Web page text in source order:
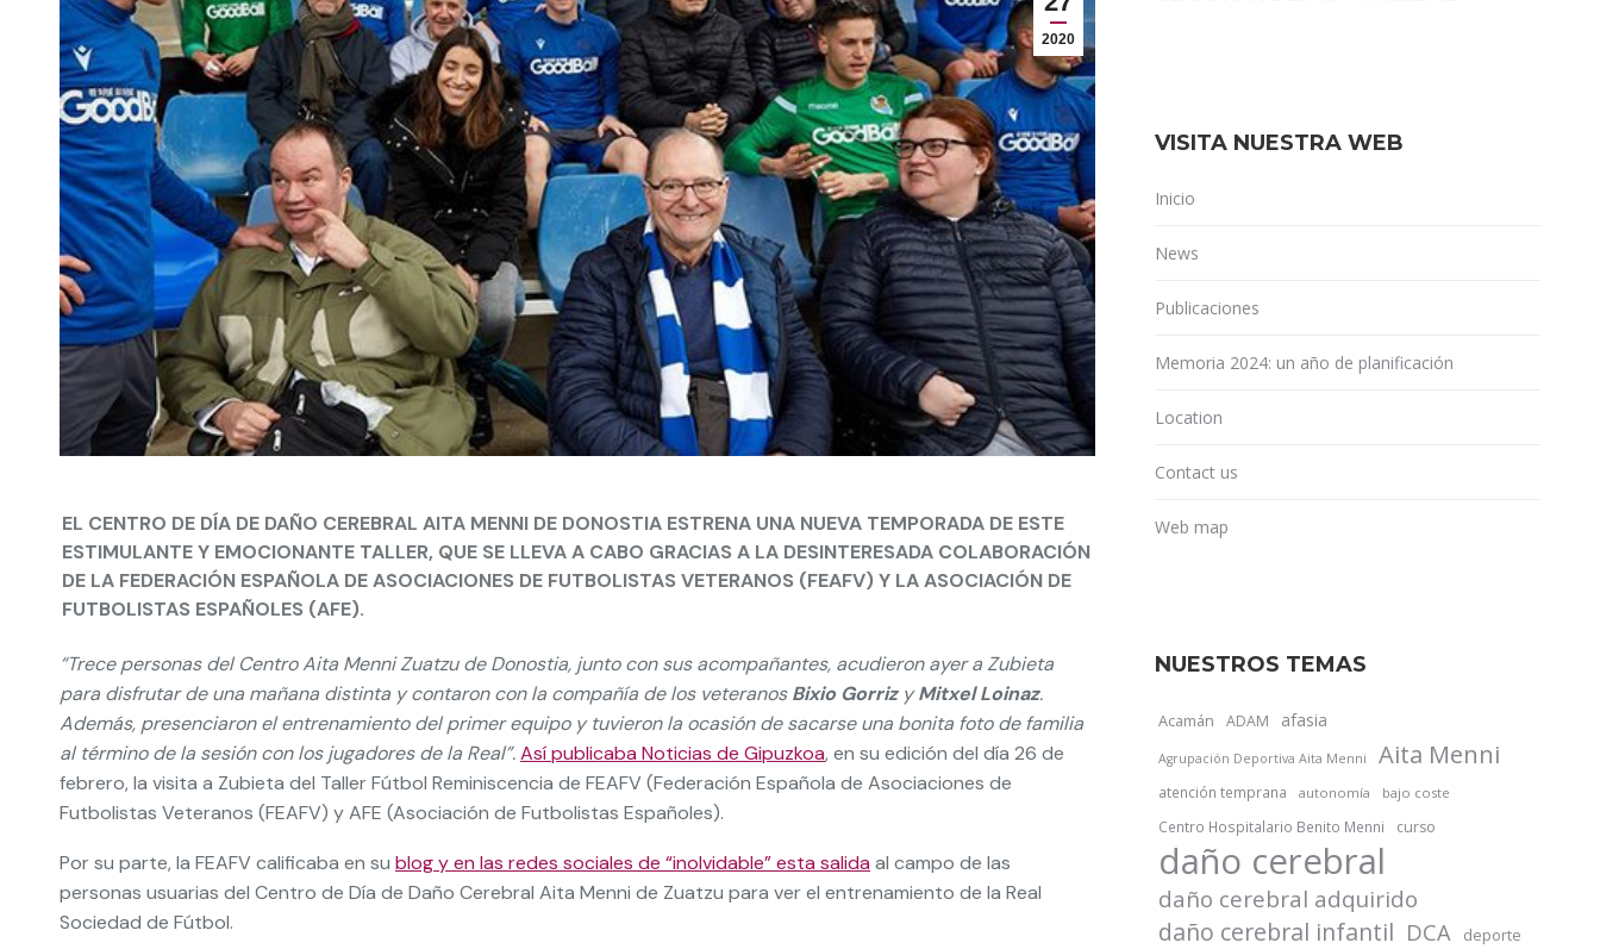
2020
EL CENTRO DE DÍA DE DAÑO CEREBRAL AITA MENNI DE DONOSTIA ESTRENA UNA NUEVA TEMPORADA DE ESTE
ESTIMULANTE Y EMOCIONANTE TALLER, QUE SE LLEVA A CABO GRACIAS A LA DESINTERESADA COLABORACIÓN
DE LA FEDERACIÓN ESPAÑOLA DE ASOCIACIONES DE FUTBOLISTAS VETERANOS (FEAFV) Y LA ASOCIACIÓN DE
FUTBOLISTAS ESPAÑOLES (AFE).
“Trece personas del Centro Aita Menni Zuatzu de Donostia, junto con sus acompañantes, acudieron ayer a Zubieta
para disfrutar de una mañana distinta y contaron con la compañía de los veteranosBixio GorrizyMitxel Loinaz.
Además, presenciaron el entrenamiento del primer equipo y tuvieron la ocasión de sacarse una bonita foto de familia
al término de la sesión con los jugadores de la Real”.Así publicaba Noticias de Gipuzkoa, en su edición del día 26 de
febrero, la visita a Zubieta del Taller Fútbol Reminiscencia de FEAFV (Federación Española de Asociaciones de
Futbolistas Veteranos (FEAFV) y AFE (Asociación de Futbolistas Españoles).
Por su parte, la FEAFV calificaba en su blog y en las redes sociales de “inolvidable” esta salida al campo de las
personas usuarias del Centro de Día de Daño Cerebral Aita Menni de Zuatzu para ver el entrenamiento de la Real
Sociedad de Fútbol.
VISITA NUESTRA WEB
Inicio
News
Publicaciones
Memoria 2024: un año de planificación
Location
Contact us
Web map
NUESTROS TEMAS
Acamán ADAM afasia
Agrupación Deportiva Aita Menni Aita Menni
atención temprana autonomía bajo coste
Centro Hospitalario Benito Menni curso
daño cerebral
daño cerebral adquirido
daño cerebral infantil DCA deporte